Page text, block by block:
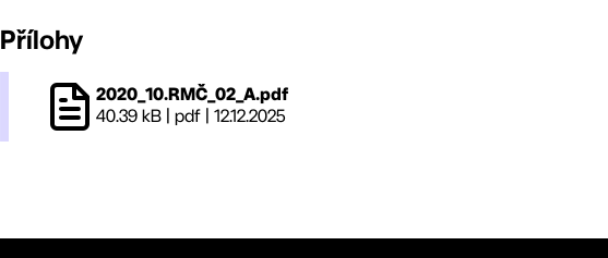
Přílohy
2020_10.RMČ_02_A.pdf
40.39 kB | pdf | 12.12.2025